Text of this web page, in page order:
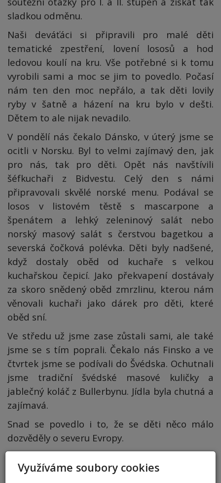
sladkou odměnu.
Naši deváťáci si připravili pro malé děti
tematické zpestření, lovení lososů a hod
ledovou koulí na kru. Vše potřebné si k tomu
vyrobili sami a moc se jim to povedlo. Počasí
nám ten den moc nepřálo, a tak děti lovily
ryby v šatně a házení na kru bylo v dešti.
Dětem to ale nijak nevadilo.
V pondělí nás čekalo Dánsko, v úterý jsme se
ocitli v Norsku. Byl to velmi zajímavý den, jak
pro nás, tak pro děti. Opět nás navštívili
šéfkuchaři z Bidvestu. Celý den s námi
připravovali skvělé norské menu. Podával se
losos v listovém těstě s mascarpone a
špenátem a lehký zeleninový salát nebo
norský masový salát s čerstvou bagetkou a
severská čočková polévka. Děti byly nadšené,
když dostaly oběd od kuchaře s velkou
kuchařskou čepicí. Jako překvapení dostávaly
za skoro snědený oběd zmrzlinu, kterou nám
věnovali kuchaři jako dárek pro děti, které
oběd sní.
Ve středu už jsme zase zůstali sami, ale také
jsme se s tím poprali. Čekalo nás Finsko a ve
čtvrtek jsme se podívali do Švédska. Ochutnali
jsme tradiční švédské masové kuličky a
jablečný koláč z Bullerbynu. Jídla byla chutná a
zajímavá.
Snad se povedlo i to, že se děti něco málo
dozvěděly o severu Evropy.
AKTUALITY
Využíváme soubory cookies